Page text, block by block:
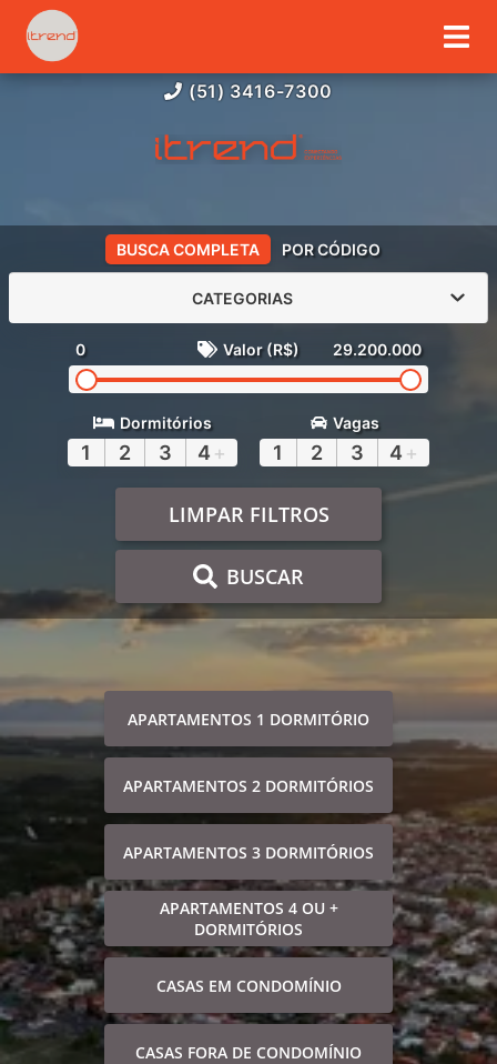
(51) 3416-7300
BUSCA COMPLETA POR CÓDIGO
CATEGORIAS
0 Valor (R$) 29.200.000
Dormitórios
1 2 3 4 +
Vagas
1 2 3 4 +
LIMPAR FILTROS
BUSCAR
APARTAMENTOS 1 DORMITÓRIO
APARTAMENTOS 2 DORMITÓRIOS
APARTAMENTOS 3 DORMITÓRIOS
APARTAMENTOS 4 OU +
DORMITÓRIOS
CASAS EM CONDOMÍNIO
CASAS FORA DE CONDOMÍNIO